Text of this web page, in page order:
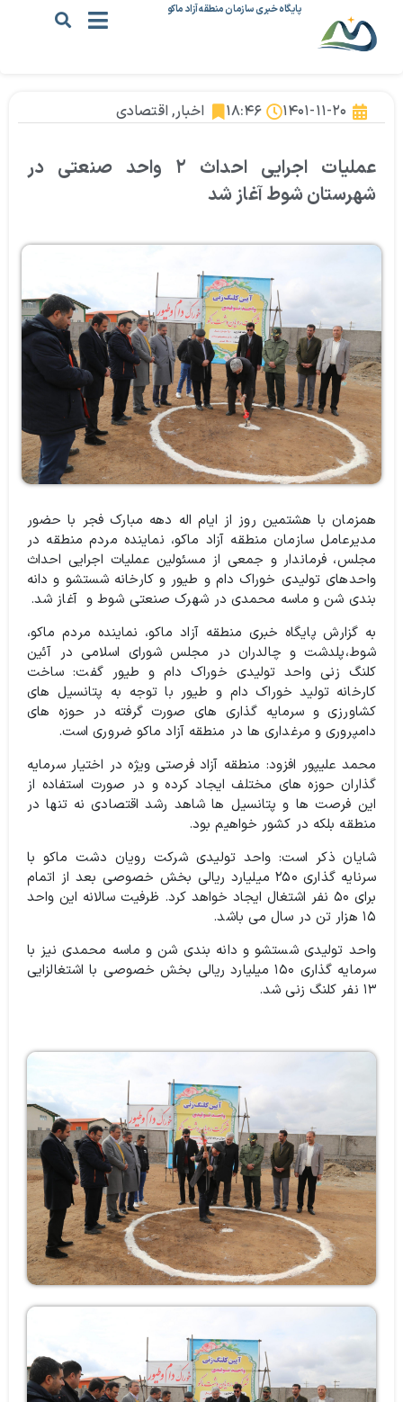
پایگاه خبری سازمان منطقه آزاد ماکو
۱۴۰۱-۱۱-۲۰ ۱۸:۴۶ اخبار, اقتصادی
عملیات اجرایی احداث ۲ واحد صنعتی در
شهرستان شوط آغاز شد
همزمان با هشتمین روز از ایام اله دهه مبارک فجر با حضور
مدیرعامل سازمان منطقه آزاد ماکو، نماینده مردم منطقه در
مجلس، فرماندار و جمعی از مسئولین عملیات اجرایی احداث
واحدهای تولیدی خوراک دام و طیور و کارخانه شستشو و دانه
بندی شن و ماسه محمدی در شهرک صنعتی شوط و آغاز شد.
به گزارش پایگاه خبری منطقه آزاد ماکو،‌ نماینده مردم ماکو،‌
شوط،‌پلدشت و چالدران در مجلس شورای اسلامی در آئین
کلنگ زنی واحد تولیدی خوراک دام و طیور گفت: ساخت
کارخانه تولید خوراک دام و طیور با توجه به پتانسیل های
کشاورزی و سرمایه گذاری های صورت گرفته در حوزه های
دامپروری و مرغداری ها در منطقه آزاد ماکو ضروری است.
محمد علیپور افزود: منطقه آزاد فرصتی ویژه در اختیار سرمایه
گذاران حوزه های مختلف ایجاد کرده و در صورت استفاده از
این فرصت ها و پتانسیل ها شاهد رشد اقتصادی نه تنها در
منطقه بلکه در کشور خواهیم بود.
شایان ذکر است: واحد تولیدی شرکت رویان دشت ماکو با
سرنایه گذاری ۲۵۰ میلیارد ریالی بخش خصوصی بعد از اتمام
برای ۵۰ نفر اشتغال ایجاد خواهد کرد. ظرفیت سالانه این واحد
۱۵ هزار تن در سال می باشد.
واحد تولیدی شستشو و دانه بندی شن و ماسه محمدی نیز با
سرمایه گذاری ۱۵۰ میلیارد ریالی بخش خصوصی با اشتغالزایی
۱۳ نفر کلنگ زنی شد.